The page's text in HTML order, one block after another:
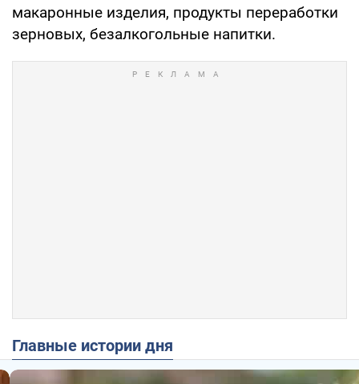
макаронные изделия, продукты переработки
зерновых, безалкогольные напитки.
Главные истории дня